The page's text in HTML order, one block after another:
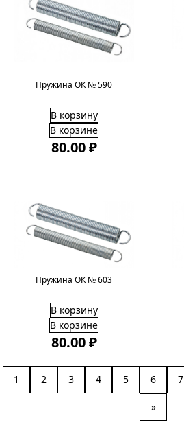
Пружина ОК № 590
В корзину
В корзине
80.00 ₽
Пружина ОК № 603
В корзину
В корзине
80.00 ₽
1 2 3 4 5 6 7
»